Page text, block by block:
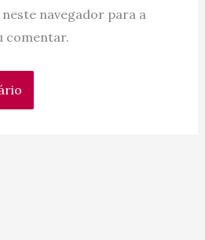
neste navegador para a
comentar.